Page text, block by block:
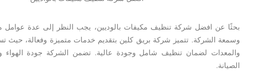
بحثًا عن افضل شركة تنظيف مكيفات بالوديين، يجب النظر إلى عدة عوامل
وسمعة الشركة. تتميز شركة بريق كلين بتقديم خدمات متميزة وفعالة، حيث
والمعدات لضمان تنظيف شامل وجودة عالية. تضمن الشركة جودة الهواء
الصيانة.